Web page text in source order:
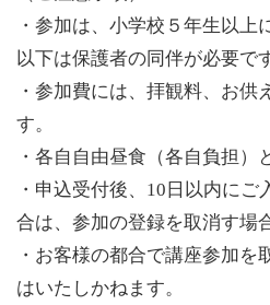
・参加は、小学校５年生以上
以下は保護者の同伴が必要で
・参加費には、拝観料、お供
す。
・各自自由昼食（各自負担）
・申込受付後、10日以内に
合は、参加の登録を取消す場
・お客様の都合で講座参加を
はいたしかねます。